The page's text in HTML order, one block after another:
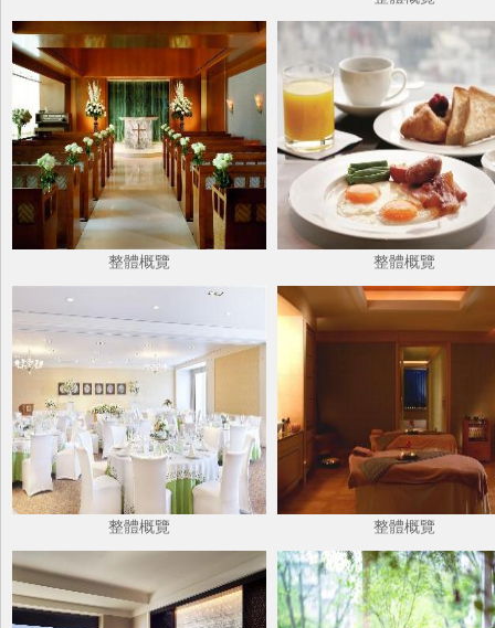
整體概覽 整體概覽
整體概覽 整體概覽